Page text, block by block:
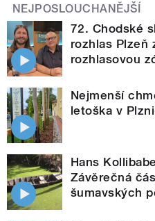
NEJPOSLOUCHANĚJŠÍ
72. Chodské
rozhlas Plzeň
rozhlasovou
Nejmenší
letoška v
Hans
Závěrečná
šumavských